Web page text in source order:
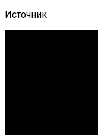
Источник